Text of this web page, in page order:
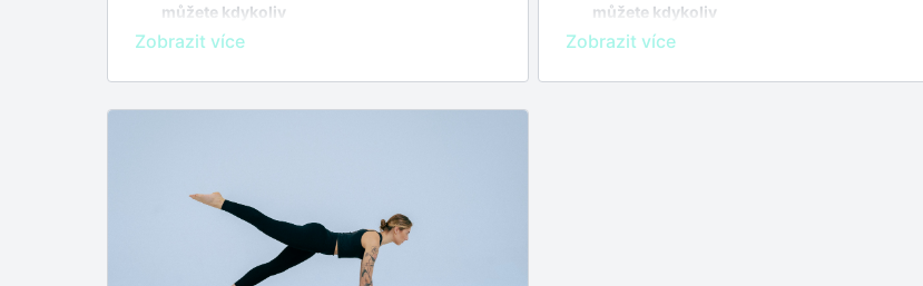
můžete kdykoliv
můžete kdykoliv